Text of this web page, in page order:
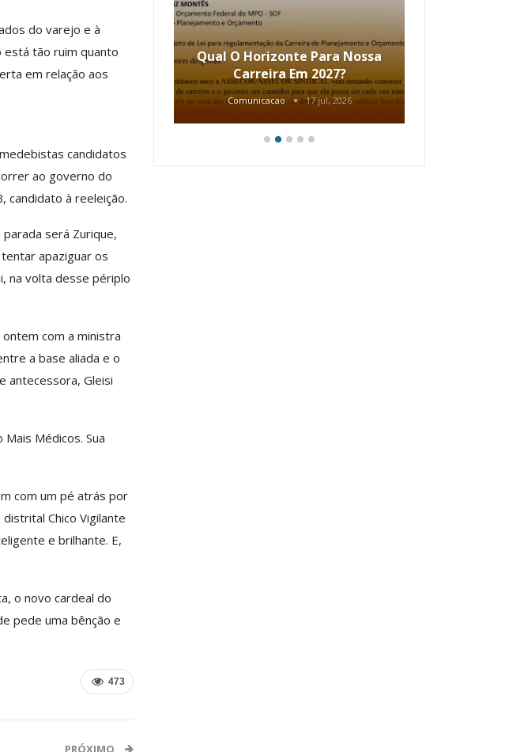
do varejo e à
está tão ruim quanto
em relação aos
candidatos
ao governo do
candidato à reeleição.
será Zurique,
apaziguar os
na volta desse périplo
com a ministra
a base aliada e o
antecessora, Gleisi
Médicos. Sua
com um pé atrás por
Chico Vigilante
e brilhante. E,
o novo cardeal do
pede uma bênção e
473
PRÓXIMO
Mil Procedimentos
No Primeiro
Mostram A
Qual O Horizonte Para Nossa
Carreira Em 2027?
Comunicacao 17 jul, 2026